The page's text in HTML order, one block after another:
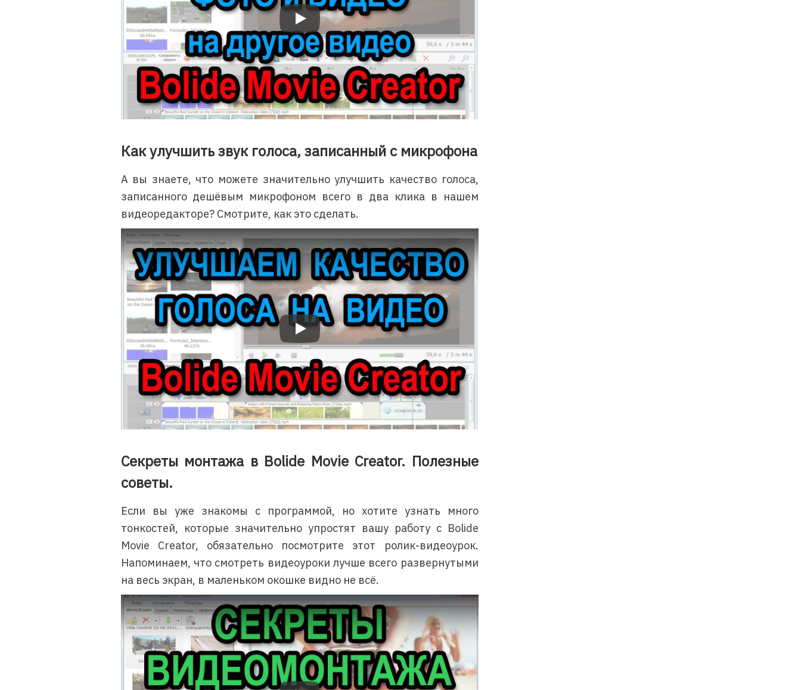
Bolide Movie Creator: Как накладывать картинку на видео
Как улучшить звук голоса, записанный с микрофона
А вы знаете, что можете значительно улучшить качество голоса,
записанного дешёвым микрофоном всего в два клика в нашем
видеоредакторе? Смотрите, как это сделать.
Bolide Movie Creator: Улучшаем звук голоса в пару кликов
Секреты монтажа в Bolide Movie Creator. Полезные
советы.
Если вы уже знакомы с программой, но хотите узнать много
тонкостей, которые значительно упростят вашу работу с Bolide
Movie Creator, обязательно посмотрите этот ролик-видеоурок.
Напоминаем, что смотреть видеоуроки лучше всего развернутыми
на весь экран, в маленьком окошке видно не всё.